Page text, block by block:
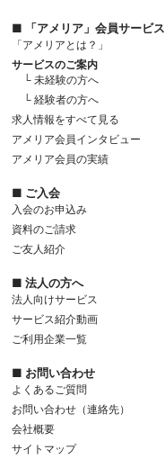
■ 「アメリア」会員サービス
「アメリアとは？」
サービスのご案内
└ 未経験の方へ
└ 経験者の方へ
求人情報をすべて見る
アメリア会員インタビュー
アメリア会員の実績
■ ご入会
入会のお申込み
資料のご請求
ご友人紹介
■ 法人の方へ
法人向けサービス
サービス紹介動画
ご利用企業一覧
■ お問い合わせ
よくあるご質問
お問い合わせ（連絡先）
会社概要
サイトマップ